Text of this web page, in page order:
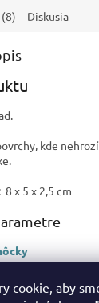
cookie, aby
Diskusia
kde
x 5 x 2,5 cm